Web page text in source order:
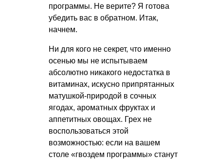
программы. Не верите? Я готова
убедить вас в обратном. Итак,
начнем.
Ни для кого не секрет, что именно
осенью мы не испытываем
абсолютно никакого недостатка в
витаминах, искусно припрятанных
матушкой-природой в сочных
ягодах, ароматных фруктах и
аппетитных овощах. Грех не
воспользоваться этой
возможностью: если на вашем
столе «гвоздем программы» станут